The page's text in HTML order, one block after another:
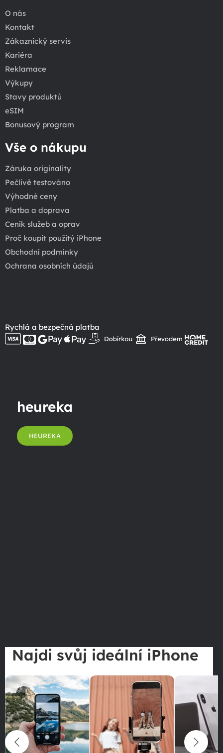
O nás
Kontakt
Zákaznický servis
Kariéra
Reklamace
Výkupy
Stavy produktů
eSIM
Bonusový program
Vše o nákupu
Záruka originality
Pečlivě testováno
Výhodné ceny
Platba a doprava
Ceník služeb a oprav
Proč koupit použitý iPhone
Obchodní podmínky
Ochrana osobních údajů
Rychlá a bezpečná platba
heureka
HEUREKA
Najdi svůj ideální iPhone